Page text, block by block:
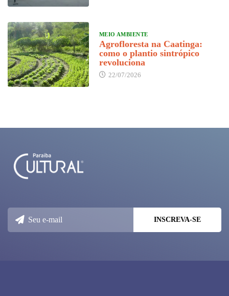
MEIO AMBIENTE
Agrofloresta na Caatinga:
como o plantio sintrópico
revoluciona
22/07/2026